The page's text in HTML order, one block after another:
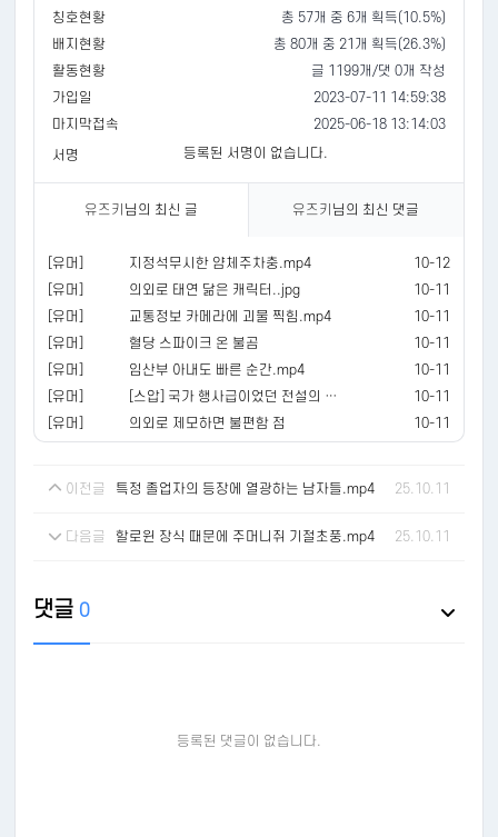
칭호현황
총 57개 중 6개 획득(10.5%)
배지현황
총 80개 중 21개 획득(26.3%)
활동현황
글 1199개/댓 0개 작성
가입일
2023-07-11 14:59:38
마지막접속
2025-06-18 13:14:03
서명
등록된 서명이 없습니다.
유즈키 님의 최신 글 유즈키 님의 최신 댓글
[유머] 지정석무시한 얌체주차충.mp4
10-12
[유머]
의외로 태연 닮은 캐릭터..jpg
10-11
[유머]
교통정보 카메라에 괴물 찍힘.mp4
10-11
[유머]
혈당 스파이크 온 불곰
10-11
[유머]
임산부 아내도 빠른 순간.mp4
10-11
[유머]
[스압] 국가 행사급이었던 전설의 영화 시사회
10-11
[유머]
의외로 제모하면 불편함 점 10-11
이전글 특정 졸업자의 등장에 열광하는 남자들.mp4 25.10.11
다음글 할로윈 장식 때문에 주머니쥐 기절초풍.mp4 25.10.11
댓글 0
등록된 댓글이 없습니다.